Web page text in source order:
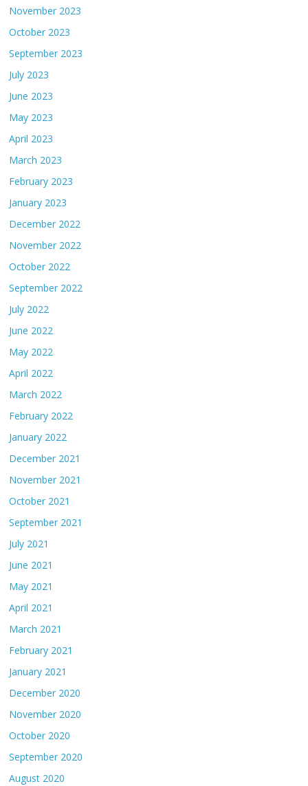
November 2023
October 2023
September 2023
July 2023
June 2023
May 2023
April 2023
March 2023
February 2023
January 2023
December 2022
November 2022
October 2022
September 2022
July 2022
June 2022
May 2022
April 2022
March 2022
February 2022
January 2022
December 2021
November 2021
October 2021
September 2021
July 2021
June 2021
May 2021
April 2021
March 2021
February 2021
January 2021
December 2020
November 2020
October 2020
September 2020
August 2020